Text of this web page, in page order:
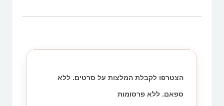
הצטרפו לקבלת המלצות על סרטים. ללא
ספאם. ללא פרסומות